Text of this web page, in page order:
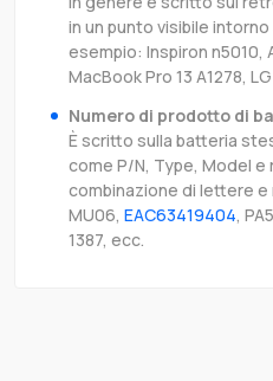
in un punto visibile
esempio: Inspiron n5010,
MacBook Pro 13 A1278,
Numero di prodotto di
È scritto sulla batteria
come P/N, Type, Model e
combinazione di lettere e
MU06, EAC63419404,
1387, ecc.